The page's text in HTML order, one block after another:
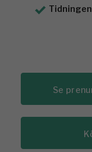
Se